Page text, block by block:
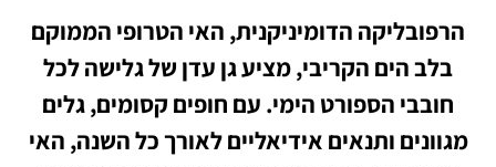
הרפובליקה הדומיניקנית, האי הטרופי הממוקם
בלב הים הקריבי, מציע גן עדן של גלישה לכל
חובבי הספורט הימי. עם חופים קסומים, גלים
מגוונים ותנאים אידיאליים לאורך כל השנה, האי